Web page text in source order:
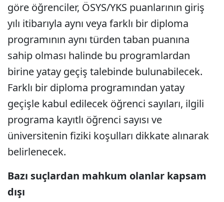
göre öğrenciler, ÖSYS/YKS puanlarının giriş
yılı itibarıyla aynı veya farklı bir diploma
programının aynı türden taban puanına
sahip olması halinde bu programlardan
birine yatay geçiş talebinde bulunabilecek.
Farklı bir diploma programından yatay
geçişle kabul edilecek öğrenci sayıları, ilgili
programa kayıtlı öğrenci sayısı ve
üniversitenin fiziki koşulları dikkate alınarak
belirlenecek.
Bazı suçlardan mahkum olanlar kapsam
dışı